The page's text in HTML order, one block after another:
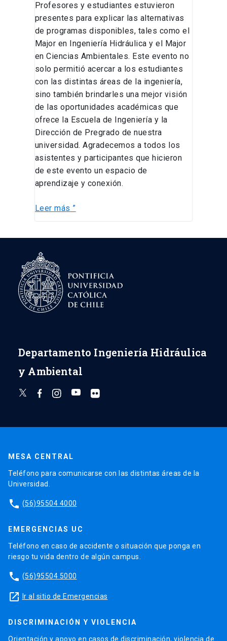
Profesores y estudiantes estuvieron
presentes para explicar las alternativas
de programas disponibles, tales como el
Major en Ingeniería Hidráulica y el Major
en Ciencias Ambientales. Este evento no
solo permitió acercar a los estudiantes
con las distintas áreas de la ingeniería,
sino también brindarles una mejor visión
de las oportunidades académicas que
ofrece la Escuela de Ingeniería y la
Dirección de Pregrado de nuestra
universidad. Agradecemos a todos los
asistentes y participantes que hicieron
de este evento un espacio de
aprendizaje y conexión.
Leer más ”
Departamento Ingeniería Hidráulica
y Ambiental
MESA CENTRAL
Teléfono para comunicarse con las distintas áreas de la
Universidad.
phone (56)95504 4000
EMERGENCIAS UC
Teléfono en caso de accidente o situación que ponga en
riesgo tu vida dentro de algún campus.
phone (56)95504 5000
launch Ir al sitio de Emergencias
DISCRIMINACIÓN Y VIOLENCIA
Orientación y apoyo en casos de discriminación, violencia de